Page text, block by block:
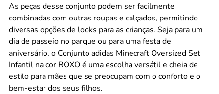
As peças desse conjunto podem ser facilmente
combinadas com outras roupas e calçados, permitindo
diversas opções de looks para as crianças. Seja para um
dia de passeio no parque ou para uma festa de
aniversário, o Conjunto adidas Minecraft Oversized Set
Infantil na cor ROXO é uma escolha versátil e cheia de
estilo para mães que se preocupam com o conforto e o
bem-estar dos seus filhos.